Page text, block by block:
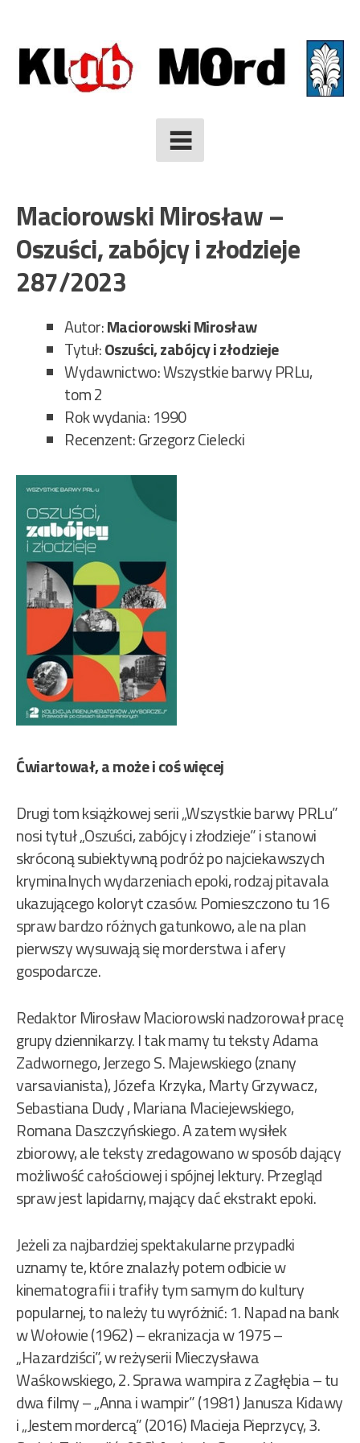
to
content
Maciorowski Mirosław –
Oszuści, zabójcy i złodzieje
287/2023
Autor:Maciorowski Mirosław
Tytuł:Oszuści, zabójcy i złodzieje
Wydawnictwo: Wszystkie barwy PRLu,
tom 2
Rok wydania: 1990
Recenzent: Grzegorz Cielecki
Ćwiartował, a może i coś więcej
Drugi tom książkowej serii „Wszystkie barwy PRLu”
nosi tytuł „Oszuści, zabójcy i złodzieje” i stanowi
skróconą subiektywną podróż po najciekawszych
kryminalnych wydarzeniach epoki, rodzaj pitavala
ukazującego koloryt czasów. Pomieszczono tu 16
spraw bardzo różnych gatunkowo, ale na plan
pierwszy wysuwają się morderstwa i afery
gospodarcze.
Redaktor Mirosław Maciorowski nadzorował pracę
grupy dziennikarzy. I tak mamy tu teksty Adama
Zadwornego, Jerzego S. Majewskiego (znany
varsavianista), Józefa Krzyka, Marty Grzywacz,
Sebastiana Dudy , Mariana Maciejewskiego,
Romana Daszczyńskiego. A zatem wysiłek
zbiorowy, ale teksty zredagowano w sposób dający
możliwość całościowej i spójnej lektury. Przegląd
spraw jest lapidarny, mający dać ekstrakt epoki.
Jeżeli za najbardziej spektakularne przypadki
uznamy te, które znalazły potem odbicie w
kinematografii i trafiły tym samym do kultury
popularnej, to należy tu wyróżnić: 1. Napad na bank
w Wołowie (1962) – ekranizacja w 1975 –
„Hazardziści”, w reżyserii Mieczysława
Waśkowskiego, 2. Sprawa wampira z Zagłębia – tu
dwa filmy – „Anna i wampir” (1981) Janusza Kidawy
i „Jestem mordercą” (2016) Macieja Pieprzycy, 3.